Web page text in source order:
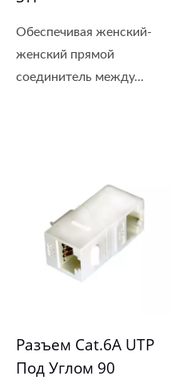
Обеспечивая женский-
женский прямой
соединитель между...
Разъем Cat.6A UTP
Под Углом 90